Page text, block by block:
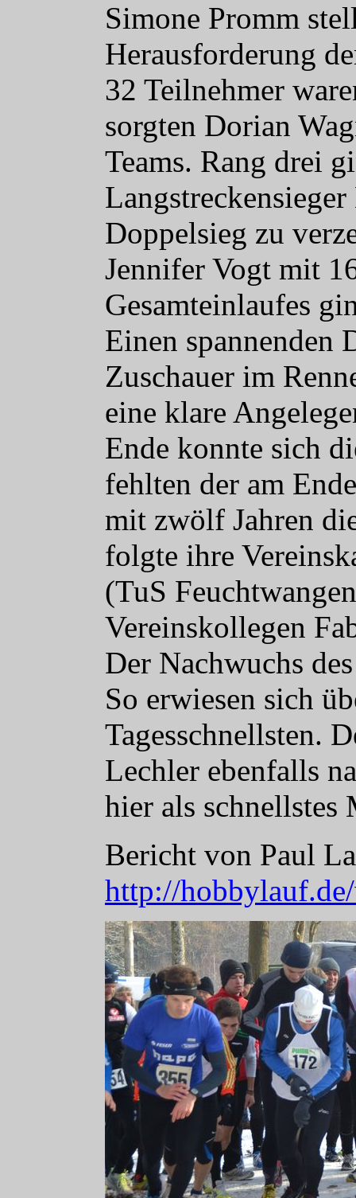
Simone Promm
Herausforderung
32 Teilnehmer
sorgten Dorian
Teams. Rang drei
Doppelsieg zu
Jennifer Vogt mit
Gesamteinlaufes
Einen spannenden
Zuschauer im
eine klare
Ende konnte sich
fehlten der am
mit zwölf Jahren
folgte ihre
(TuS
Vereinskollegen
Der Nachwuchs
So erwiesen sich
Tagesschnellsten.
Lechler ebenfalls
hier als schnellstes
Bericht von Paul
http://